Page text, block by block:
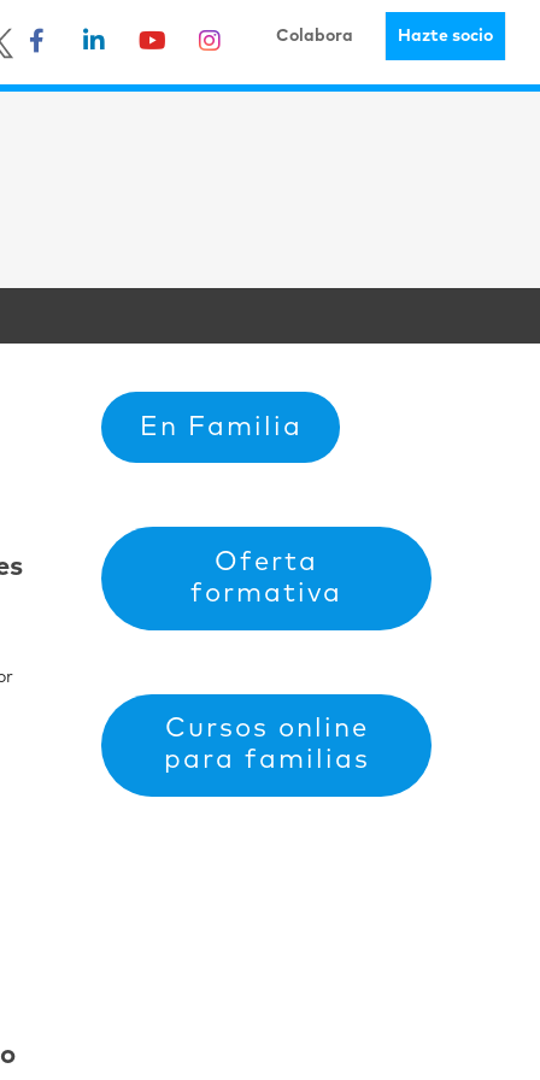
Colabora Hazte socio
En Familia
Oferta
formativa
Cursos online
para familias